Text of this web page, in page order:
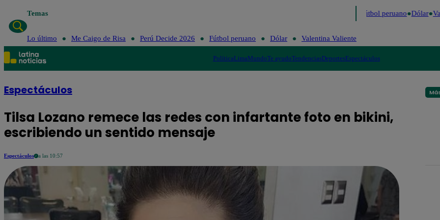
Temas Fútbol peruano Dólar
Lo último Me Caigo de Risa Perú Decide 2026 Fútbol peruano Dólar Valentina Valiente
PolíticaLimaMundoTe ayudoTendenciasDeportesEspectáculos
Espectáculos
Tilsa Lozano remece las redes con infartante foto en bikini,
escribiendo un sentido mensaje
Espectáculos a las 10:57